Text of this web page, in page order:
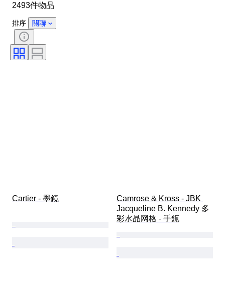
時期
細度
服裝尺碼
圖案
Size
2493件物品
排序 關聯
Cartier - 墨鏡
Camrose & Kross - JBK
Jacqueline B. Kennedy 多
彩水晶网格 - 手鈪